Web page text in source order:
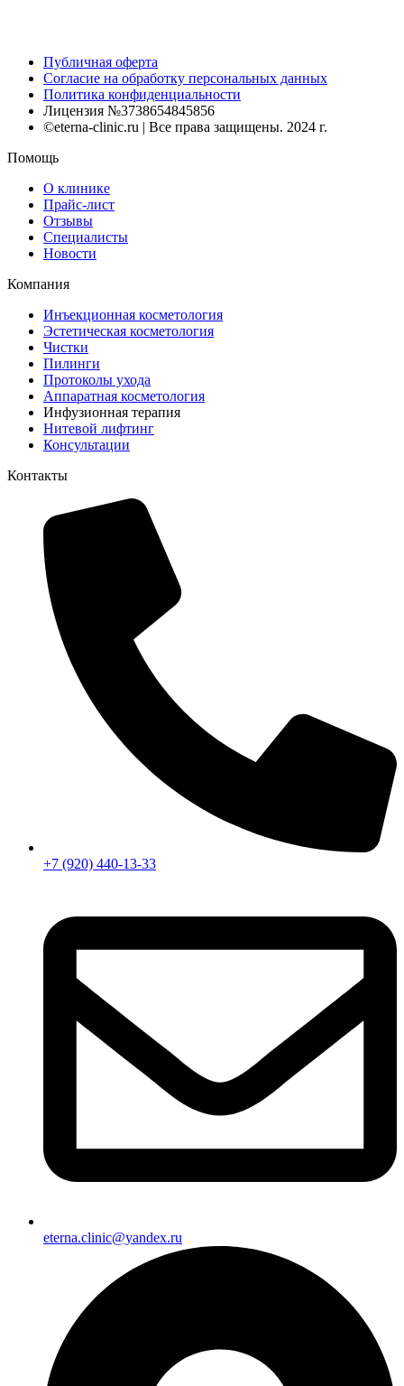
Публичная оферта
Согласие на обработку персональных данных
Политика конфиденциальности
Лицензия №3738654845856
©eterna-clinic.ru | Все права защищены. 2024 г.
Помощь
О клинике
Прайс-лист
Отзывы
Специалисты
Новости
Компания
Инъекционная косметология
Эстетическая косметология
Чистки
Пилинги
Протоколы ухода
Аппаратная косметология
Инфузионная терапия
Нитевой лифтинг
Консультации
Контакты
+7 (920) 440-13-33
eterna.clinic@yandex.ru